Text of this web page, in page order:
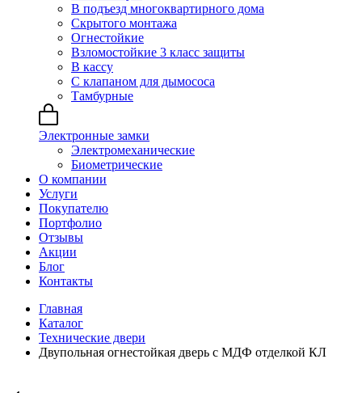
В подъезд многоквартирного дома
Скрытого монтажа
Огнестойкие
Взломостойкие 3 класс защиты
В кассу
С клапаном для дымососа
Тамбурные
Электронные замки
Электромеханические
Биометрические
О компании
Услуги
Покупателю
Портфолио
Отзывы
Акции
Блог
Контакты
Главная
Каталог
Технические двери
Двупольная огнестойкая дверь с МДФ отделкой КЛ